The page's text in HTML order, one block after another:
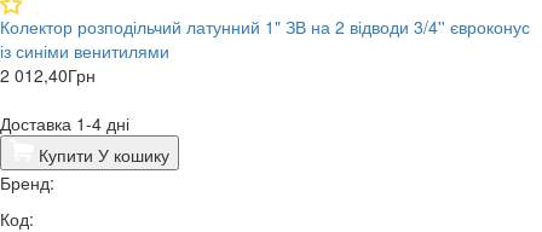
Колектор розподільчий латунний 1" ЗВ на 2 відводи 3/4'' євроконус
із синіми венитилями
2 012,40Грн
Доставка 1-4 дні
Купити У кошику
Бренд:
Код: